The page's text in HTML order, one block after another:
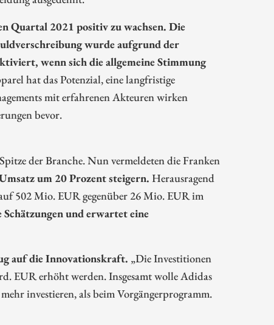
Quartal 2021 positiv zu wachsen. Die
wurde aufgrund der
wenn sich die allgemeine Stimmung
hat das Potenzial, eine langfristige
mit erfahrenen Akteuren wirken
bevor.
der Branche. Nun vermeldeten die Franken
um 20 Prozent steigern. Herausragend
502 Mio. EUR gegenüber 26 Mio. EUR im
Schätzungen und erwartet eine
auf die Innovationskraft. „Die Investitionen
EUR erhöht werden. Insgesamt wolle Adidas
investieren, als beim Vorgängerprogramm.